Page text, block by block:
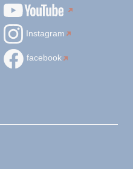
Instagram
facebook